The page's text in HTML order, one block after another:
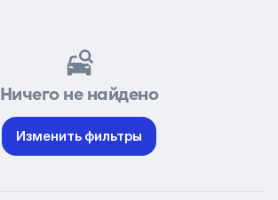
Ничего не найдено
Изменить фильтры